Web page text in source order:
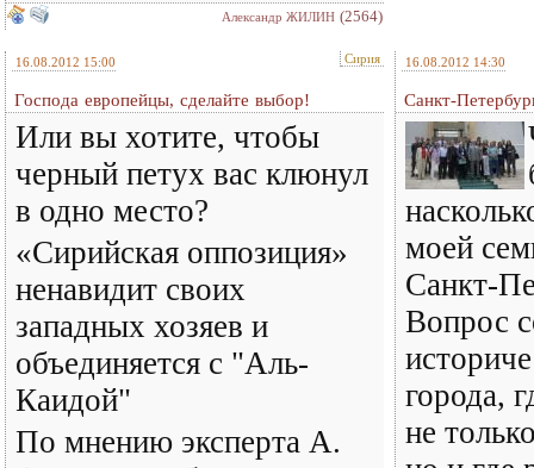
Александр ЖИЛИН (2564)
16.08.2012 15:00 Сирия
Господа европейцы, сделайте выбор!
Или вы хотите, чтобы
черный петух вас клюнул
в одно место?
«Сирийская оппозиция»
ненавидит своих
западных хозяев и
объединяется с "Аль-
Каидой"
По мнению эксперта А.
16.08.2012 14:30
Санкт-
моей
Санкт-
Вопрос
города,
не